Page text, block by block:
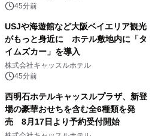
45分前
USJや海遊館など大阪ベイエリア観光
がもっと身近に ホテル敷地内に「タ
イムズカー」を導入
株式会社キャッスルホテル
45分前
西明石ホテルキャッスルプラザ、新登
場の豪華おせちを含む全6種類を発
売 8月17日より予約受付開始